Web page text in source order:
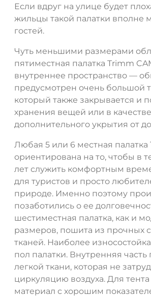
Если вдруг на улице будет
жильцы такой палатки вполне
гостей.
Чуть меньшими размерами
пятиместная палатка Trimm
внутреннее пространство —
предусмотрен очень большой
который также закрывается и
хранения вещей или в качестве
дополнительного укрытия от
Любая 5 или 6 местная палатка
ориентирована на то, чтобы в
лет служить комфортным
для туристов и просто
природе. Именно поэтому
позаботились о ее
шестиместная палатка, как и
размеров, пошита из прочных
тканей. Наиболее
пол палатки. Внутренняя
легкой ткани, которая не
циркуляцию воздуха. Для
материал с хорошим